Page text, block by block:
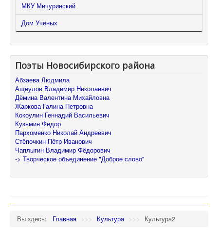
МКУ Мичуринский
Дом Учёных
Поэты Новосибирского района
Абзаева Людмила
Ащеулов Владимир Николаевич
Дёмина Валентина Михайловна
Жаркова Галина Петровна
Кокоулин Геннадий Васильевич
Кузьмин Фёдор
Пархоменко Николай Андреевич
Стёпочкин Пётр Иванович
Чаплыгин Владимир Фёдорович
-> Творческое объединение "Доброе слово"
Вы здесь: Главная >>> Культура >>> Культура2